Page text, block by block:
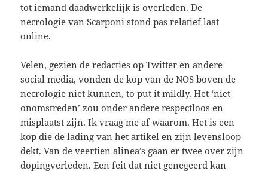
tot iemand daadwerkelijk is overleden. De
necrologie van Scarponi stond pas relatief laat
online.
Velen, gezien de redacties op Twitter en andere
social media, vonden de kop van de NOS boven de
necrologie niet kunnen, to put it mildly. Het ‘niet
onomstreden’ zou onder andere respectloos en
misplaatst zijn. Ik vraag me af waarom. Het is een
kop die de lading van het artikel en zijn levensloop
dekt. Van de veertien alinea’s gaan er twee over zijn
dopingverleden. Een feit dat niet genegeerd kan